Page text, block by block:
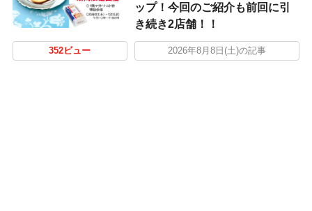
ップ！今回のご紹介も前回に引
き続き2店舗！！
352ビュー 2026年8月8日(土)の記事